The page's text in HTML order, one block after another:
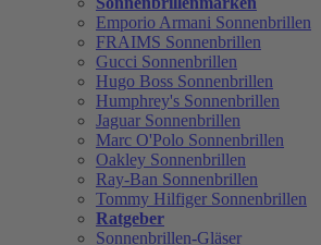
Emporio Armani Sonnenbrillen
FRAIMS Sonnenbrillen
Gucci Sonnenbrillen
Hugo Boss Sonnenbrillen
Humphrey's Sonnenbrillen
Jaguar Sonnenbrillen
Marc O'Polo Sonnenbrillen
Oakley Sonnenbrillen
Ray-Ban Sonnenbrillen
Tommy Hilfiger Sonnenbrillen
Ratgeber
Sonnenbrillen-Gläser